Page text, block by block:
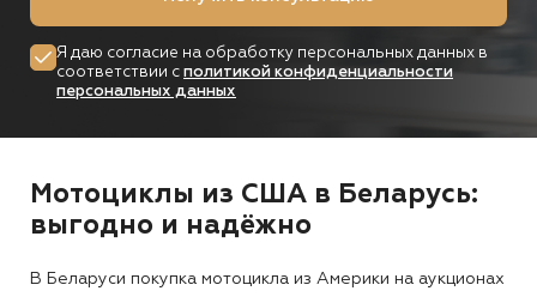
Я даю согласие на обработку персональных данных в
соответствии с политикой конфиденциальности
персональных данных
Мотоциклы из США в Беларусь:
выгодно и надёжно
В Беларуси покупка мотоцикла из Америки на аукционах